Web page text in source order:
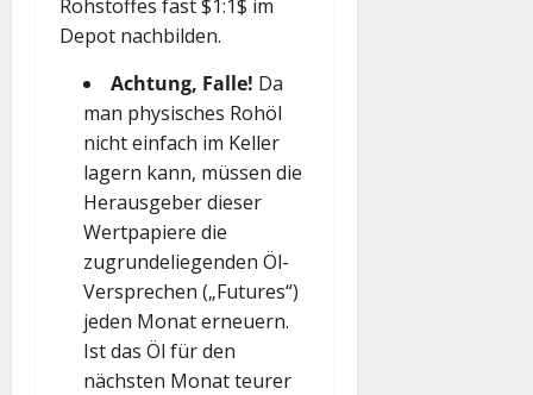
Rohstoffes fast$1:1$ im
Depot nachbilden.
Achtung, Falle! Da
man physisches Rohöl
nicht einfach im Keller
lagern kann, müssen die
Herausgeber dieser
Wertpapiere die
zugrundeliegenden Öl-
Versprechen („Futures“)
jeden Monat erneuern.
Ist das Öl für den
nächsten Monat teurer